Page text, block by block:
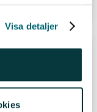
Visa detaljer